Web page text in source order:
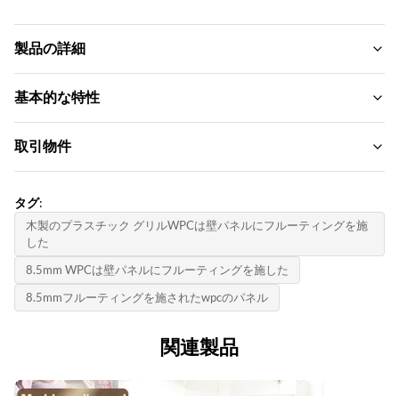
製品の詳細
Material:
Feature:
防水性と耐火防湿
Color:
顧客が必要です
Size:
カスタマイズされたサイズのサポート
Thickness:
基本的な特性
ブランド名:
製品モデル:
カスタマイズ可能
証明書:
ISO9001
原産国:
取引物件
交渉する
単価:
Contact us
決済方法:
1日あたり6000メートル
タグ:
木製のプラスチック グリルWPCは壁パネルにフルーティングを施
した
8.5mm WPCは壁パネルにフルーティングを施した
8.5mmフルーティングを施されたwpcのパネル
関連製品